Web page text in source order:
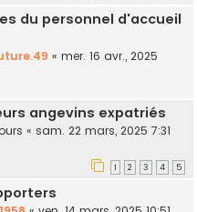
du personnel d'accueil
« mer. 16 avr., 2025
angevins expatriés
« sam. 22 mars, 2025 7:31
1 2 3 4 5